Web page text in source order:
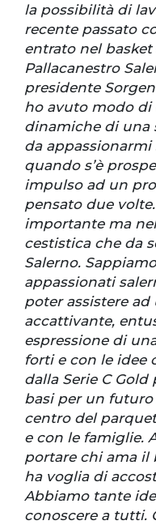
la possibilità di
recente passato
entrato nel
Pallacanestro
presidente
ho avuto modo di
dinamiche di una
da appassionarmi
quando s’è
impulso ad un
pensato due
importante ma
cestistica che da
Salerno.
appassionati
poter assistere
accattivante,
espressione di
forti e con le idee
dalla Serie C Gold
basi per un
centro del
e con le famiglie.
portare chi ama il
ha voglia di
Abbiamo tante
conoscere a tutti.